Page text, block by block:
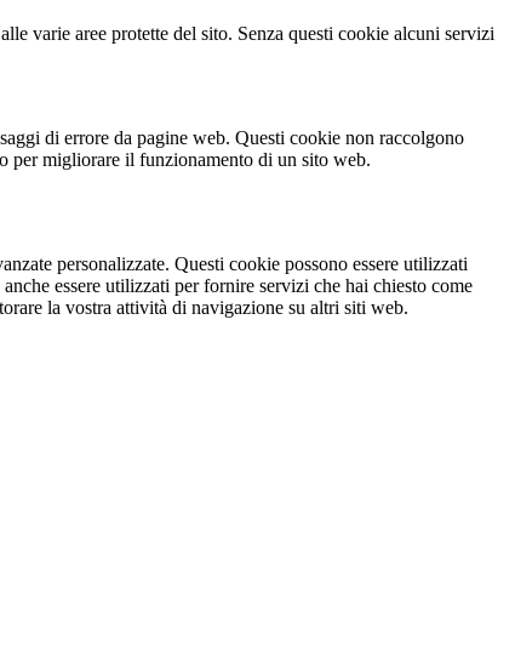
varie aree protette del sito. Senza questi cookie alcuni servizi
di errore da pagine web. Questi cookie non raccolgono
per migliorare il funzionamento di un sito web.
personalizzate. Questi cookie possono essere utilizzati
essere utilizzati per fornire servizi che hai chiesto come
la vostra attività di navigazione su altri siti web.